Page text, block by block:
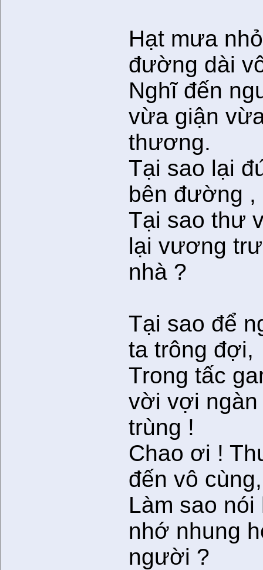
Hạt mưa nhỏ
đường dài
Nghĩ đến
vừa giận
thương.
Tại sao lại
bên đường ,
Tại sao thư
lại vương
nhà ?
Tại sao để
ta trông đợi,
Trong tấc
vời vợi ngàn
trùng !
Chao ơi !
đến vô cùng,
Làm sao nói
nhớ nhung
người ?